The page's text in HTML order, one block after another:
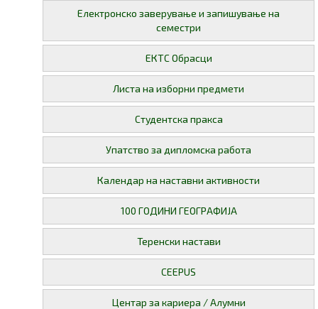
Електронско заверување и запишување на
семестри
ЕКТС Обрасци
Листа на изборни предмети
Студентска пракса
Упатство за дипломска работа
Календар на наставни активности
100 ГОДИНИ ГЕОГРАФИЈА
Теренски настави
CEEPUS
Центар за кариера / Алумни